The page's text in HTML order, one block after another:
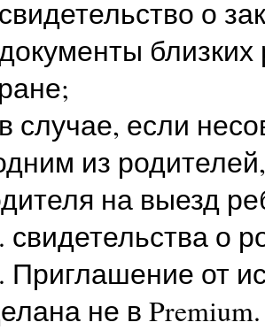
о
случае, если
из
на выезд
свидетельства о
Приглашение от
не в Premium.